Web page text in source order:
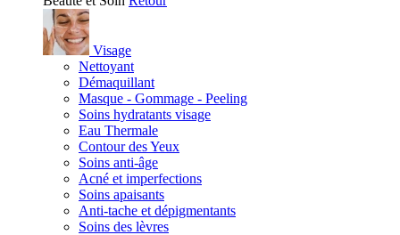
Visage
Nettoyant
Démaquillant
Masque - Gommage - Peeling
Soins hydratants visage
Eau Thermale
Contour des Yeux
Soins anti-âge
Acné et imperfections
Soins apaisants
Anti-tache et dépigmentants
Soins des lèvres